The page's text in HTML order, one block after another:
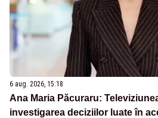
6 aug. 2026, 15:18
Ana Maria Păcuraru:
investigarea deciziilor luate în